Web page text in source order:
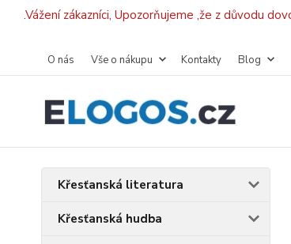
.Vážení zákazníci, Upozorňujeme ,že z důvodu
O nás Vše o nákupu Kontakty Blog
Křesťanská literatura
Křesťanská hudba